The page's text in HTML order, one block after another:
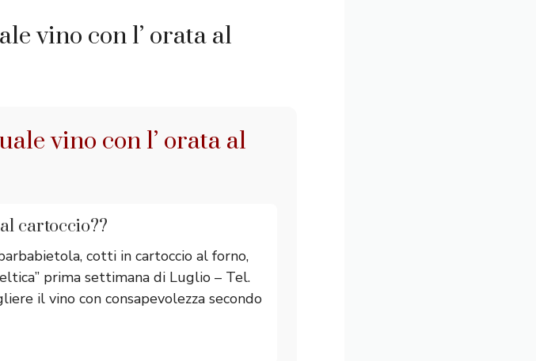
vino con l’ orata al
vino con l’ orata al
cartoccio??
cotti in cartoccio al forno,
prima settimana di Luglio – Tel.
il vino con consapevolezza secondo